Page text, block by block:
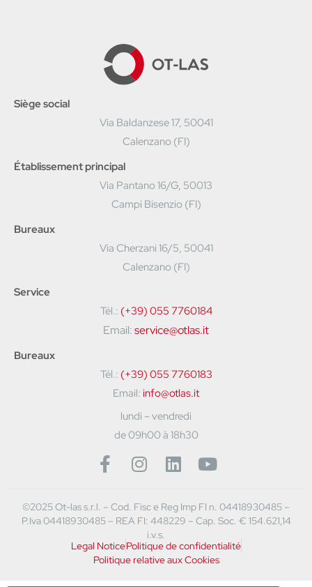
Service
Tél.: (+39) 055 7760184
Email:service@otlas.it
Bureaux
Tél.: (+39) 055 7760183
Email: info@otlas.it
lundi – vendredi
de 09h00 à 18h30
Siège social
Via Baldanzese 17, 50041
Calenzano (FI)
Établissement principal
Via Pantano 16/G, 50013
Campi Bisenzio (FI)
Bureaux
Via Cherzani 16/5, 50041
Calenzano (FI)
©2025 Ot-las s.r.l. – Cod. Fisc e Reg Imp FI n. 04418930485 –
P.Iva 04418930485 – REA FI: 448229 – Cap. Soc. € 154.621,14
i.v.s.
Legal NoticePolitique de confidentialité
Politique relative aux Cookies